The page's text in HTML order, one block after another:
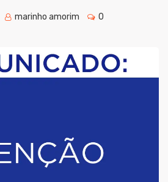
marinho amorim 0